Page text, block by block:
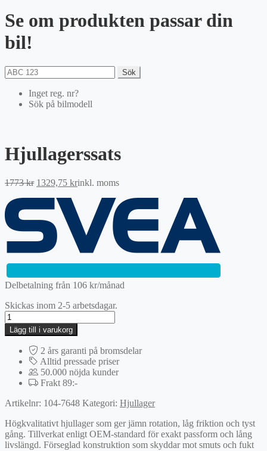
Se om produkten passar din
bil!
Sök
Inget reg. nr?
Sök på bilmodell
Hjullagerssats
1773kr Det
1773 kr.
1329,75 krDet
är:
1329,75 kr.
inkl. moms
Delbetalning från 106 kr/månad
Skickas inom 2-5 arbetsdagar.
Hjullagerssats
mängd
Lägg till i varukorg
2 års garanti på bromsdelar
Alltid pressade priser
50.000 nöjda kunder
Frakt 89:-
Artikelnr: 104-7648 Kategori: Hjullager
Högkvalitativt hjullager som ger jämn rotation, låg friktion och tyst
gång. Tillverkat enligt OEM-standard för exakt passform och lång
livslängd. Förseglad konstruktion som skyddar mot smuts och fukt